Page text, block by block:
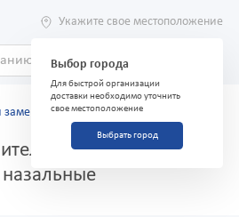
Укажите свое местоположение
Выбор города
Для быстрой организации
доставки необходимо уточнить
свое местоположение
Выбрать город
заменители
препарата Семакс